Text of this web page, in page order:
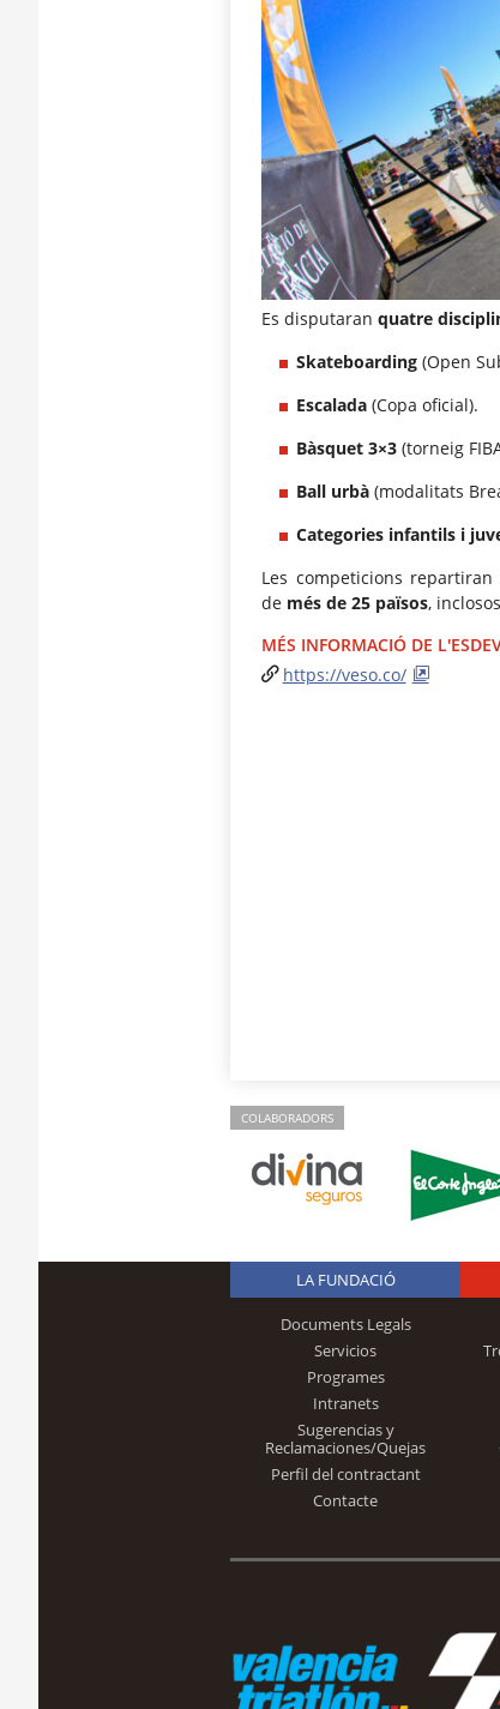
Es disputaran quatre
Skateboarding (Open
Escalada (Copa oficial).
Bàsquet 3×3(torneig
Ball urbà(modalitats
Categories infantils i
Les competicions repartiran
de més de 25 països,
MÉS INFORMACIÓ DE
https://veso.co/
COLABORADORS
LA FUNDACIÓ
Documents Legals
Servicios
Programes
Intranets
Sugerencias y
Reclamaciones/Quejas
Perfil del contractant
Contacte